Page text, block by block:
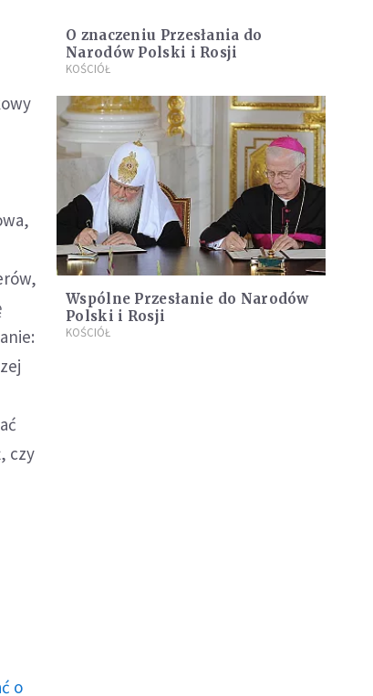
czy
o
O znaczeniu Przesłania do
Narodów Polski i Rosji
KOŚCIÓŁ
Wspólne Przesłanie do Narodów
Polski i Rosji
KOŚCIÓŁ